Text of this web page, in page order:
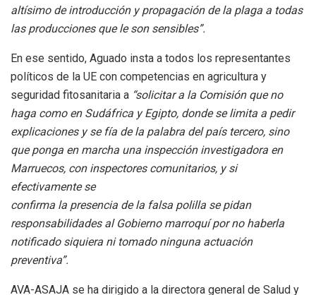
altísimo de introducción y propagación de la plaga a todas
las producciones que le son sensibles”.
En ese sentido, Aguado insta a todos los representantes
políticos de la UE con competencias en agricultura y
seguridad fitosanitaria a “solicitar a la Comisión que no
haga como en Sudáfrica y Egipto, donde se limita a pedir
explicaciones y se fía de la palabra del país tercero, sino
que ponga en marcha una inspección investigadora en
Marruecos, con inspectores comunitarios, y si
efectivamente se
confirma la presencia de la falsa polilla se pidan
responsabilidades al Gobierno marroquí por no haberla
notificado siquiera ni tomado ninguna actuación
preventiva”.
AVA-ASAJA se ha dirigido a la directora general de Salud y